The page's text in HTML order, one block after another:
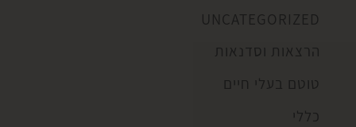
UNCATEGORIZED
הרצאות וסדנאות
טוטם בעלי חיים
כללי